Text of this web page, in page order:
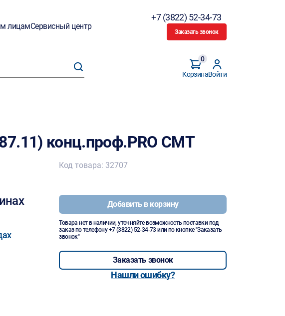
лицамСервисный центр
+7 (3822) 52-34-73
Заказать звонок
Корзина
0
Войти
конц.проф.PRO CMT
Код товара: 32707
Добавить в корзину
Товара нет в наличии, уточняйте возможность поставки под
заказ по телефону+7 (3822) 52-34-73 или по кнопке "Заказать
звонок"
Заказать звонок
Нашли ошибку?